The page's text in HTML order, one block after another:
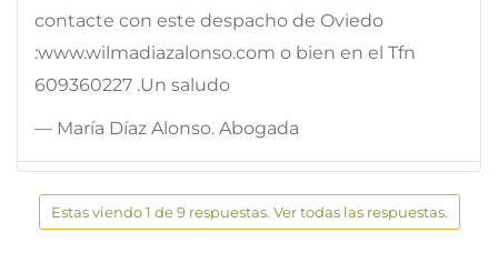
contacte con este despacho de Oviedo
:www.wilmadiazalonso.com o bien en el Tfn
609360227 .Un saludo
— María Díaz Alonso. Abogada
Estas viendo 1 de 9 respuestas. Ver todas las respuestas.